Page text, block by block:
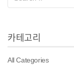
카테고리
All Categories